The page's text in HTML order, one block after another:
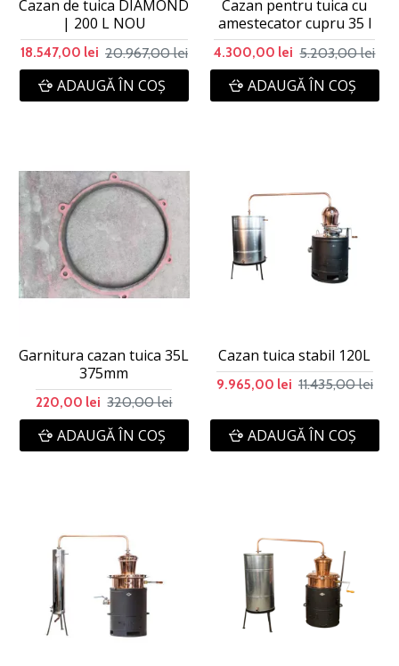
Cazan de tuica DIAMOND
| 200 L NOU
18.547,00 lei 20.967,00 lei
ADAUGĂ ÎN COŞ
Cazan pentru tuica cu
amestecator cupru 35 l
4.300,00 lei 5.203,00 lei
ADAUGĂ ÎN COŞ
Garnitura cazan tuica 35L
375mm
220,00 lei 320,00 lei
ADAUGĂ ÎN COŞ
Cazan tuica stabil 120L
9.965,00 lei 11.435,00 lei
ADAUGĂ ÎN COŞ